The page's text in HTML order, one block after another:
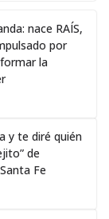
nace RAÍS,
por
la
y te diré quién
de
Fe